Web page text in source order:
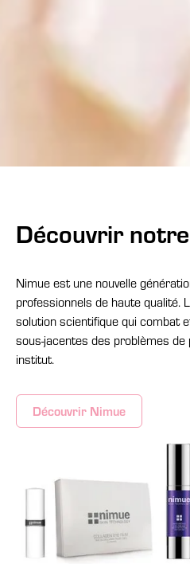
Découvrir
Nimue est une nouvelle
professionnels de haute qualité.
solution scientifique qui combat
sous-jacentes des problèmes
institut.
Découvrir Nimue